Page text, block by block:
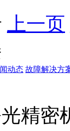
上一页
动态 故障解决方
精密